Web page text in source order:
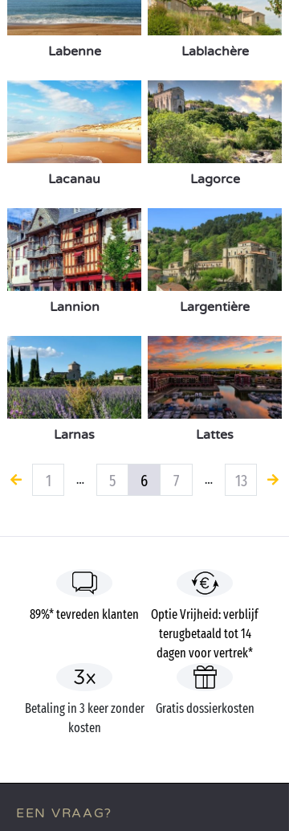
Labenne Lablachère
Lacanau Lagorce
Lannion Largentière
Larnas Lattes
1 … 5 6 7 … 13
89%* tevreden klanten
Optie Vrijheid: verblijf
terugbetaald tot 14
dagen voor vertrek*
Betaling in 3 keer zonder
kosten
Gratis dossierkosten
EEN VRAAG?